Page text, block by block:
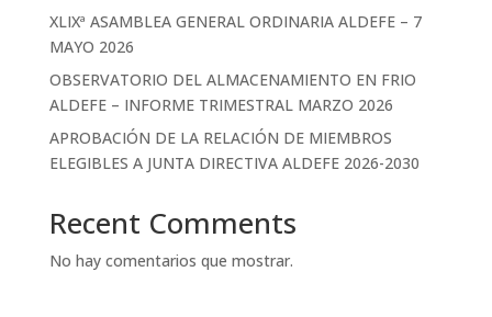
XLIXª ASAMBLEA GENERAL ORDINARIA ALDEFE – 7
MAYO 2026
OBSERVATORIO DEL ALMACENAMIENTO EN FRIO
ALDEFE – INFORME TRIMESTRAL MARZO 2026
APROBACIÓN DE LA RELACIÓN DE MIEMBROS
ELEGIBLES A JUNTA DIRECTIVA ALDEFE 2026-2030
Recent Comments
No hay comentarios que mostrar.